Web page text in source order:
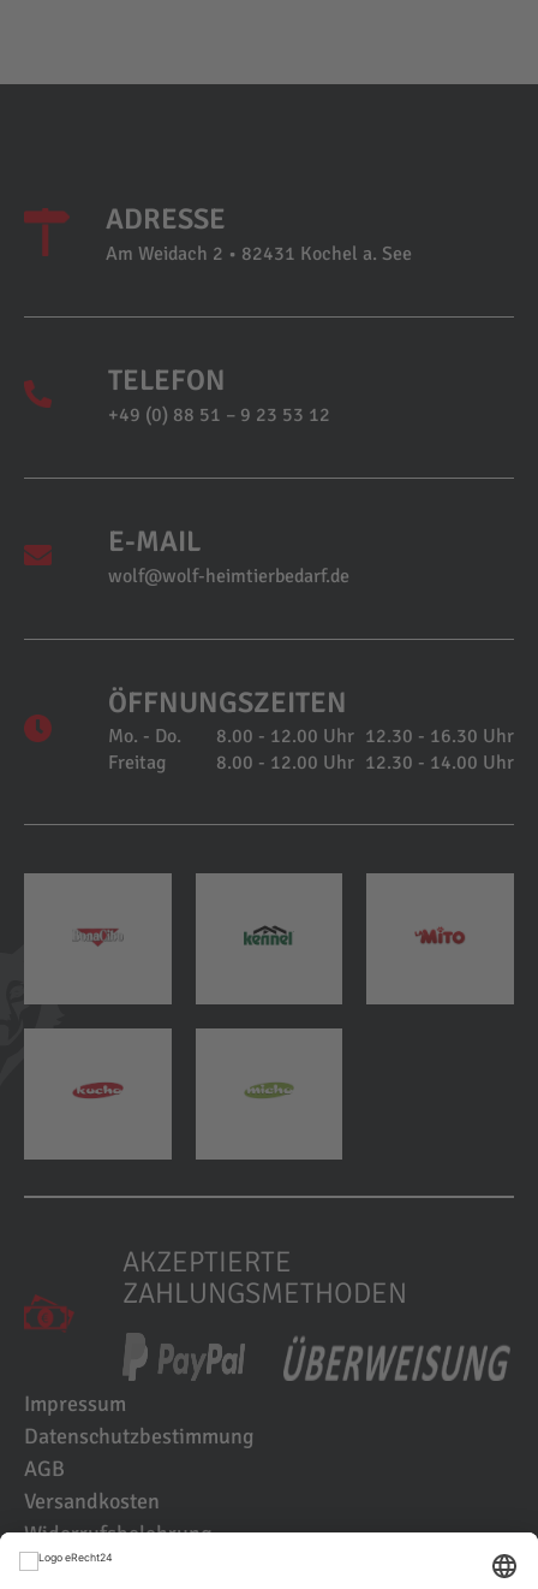
ADRESSE
Am Weidach 2 • 82431 Kochel a. See
TELEFON
+49 (0) 88 51 – 9 23 53 12
E-MAIL
wolf@wolf-heimtierbedarf.de
ÖFFNUNGSZEITEN
Mo. - Do. 8.00 - 12.00 Uhr 12.30 - 16.30 Uhr
Freitag
8.00 - 12.00 Uhr 12.30 - 14.00 Uhr
AKZEPTIERTE
ZAHLUNGSMETHODEN
Impressum
Datenschutzbestimmung
AGB
Versandkosten
Widerrufsbelehrung
Kundenbewertungen